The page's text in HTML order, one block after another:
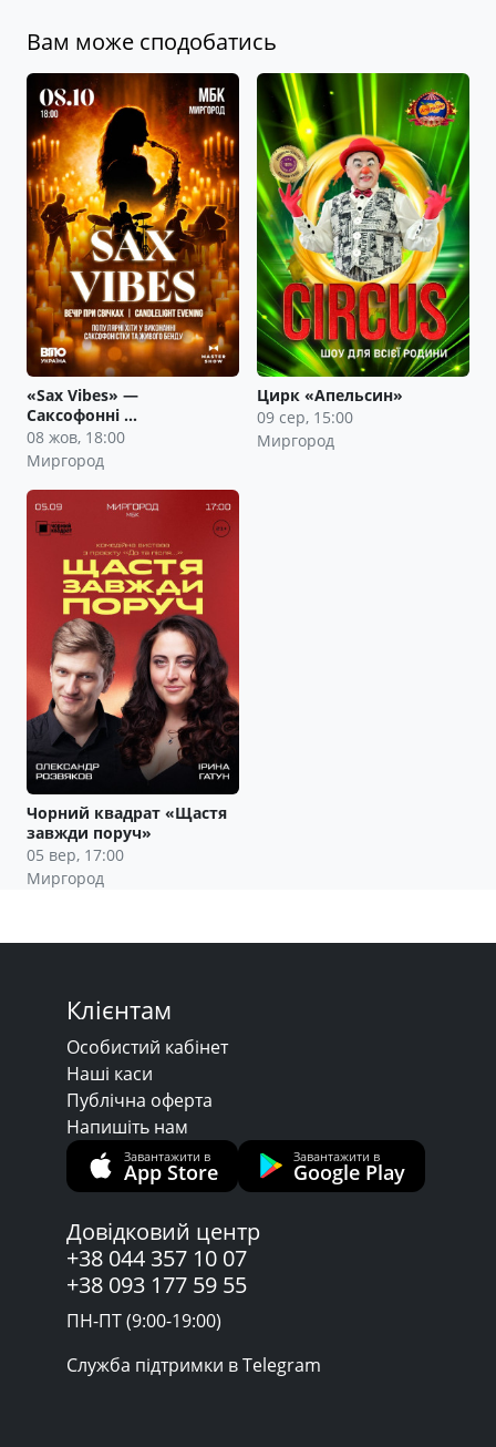
Вам може сподобатись
«Sax Vibes» —
Саксофонні …
08 жов, 18:00
Миргород
Цирк «Апельсин»
09 сер, 15:00
Миргород
Чорний квадрат «Щастя
завжди поруч»
05 вер, 17:00
Миргород
Клієнтам
Особистий кабінет
Наші каси
Публічна оферта
Напишіть нам
Завантажити в
App Store
Завантажити в
Google Play
Довідковий центр
+38 044 357 10 07
+38 093 177 59 55
ПН-ПТ (9:00-19:00)
Служба підтримки в Telegram